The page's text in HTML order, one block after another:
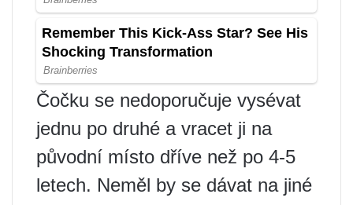
Čočku se nedoporučuje vysévat
jednu po druhé a vracet ji na
původní místo dříve než po 4-5
letech. Neměl by se dávat na jiné